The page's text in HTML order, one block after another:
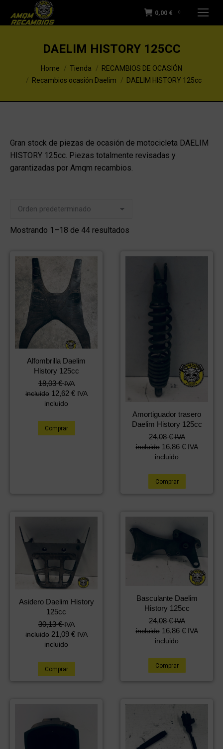
0,00 € 0
DAELIM HISTORY 125CC
You are here:Home Tienda
RECAMBIOS DE OCASIÓN
Recambios ocasión Daelim
DAELIM HISTORY 125cc
Gran stock de piezas de ocasión de motocicleta DAELIM
HISTORY 125cc. Piezas totalmente revisadas y
garantizadas por Amqm recambios.
Mostrando 1–18 de 44 resultados
Alfombrilla Daelim
History 125cc
18,03€ IVA
incluido 12,62 € IVA
incluido
Comprar
Amortiguador trasero
Daelim History 125cc
24,08€ IVA
incluido 16,86 € IVA
incluido
Comprar
Asidero Daelim History
125cc
30,13€ IVA
incluido 21,09 € IVA
incluido
Comprar
Basculante Daelim
History 125cc
24,08€ IVA
incluido 16,86 € IVA
incluido
Comprar